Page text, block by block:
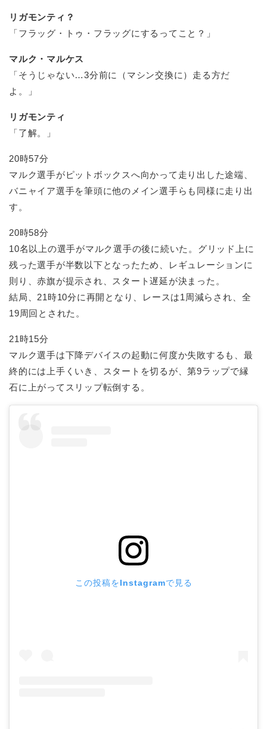
リガモンティ？
「フラッグ・トゥ・フラッグにするってこと？」
マルク・マルケス
「そうじゃない…3分前に（マシン交換に）走る方だ
よ。」
リガモンティ
「了解。」
20時57分
マルク選手がピットボックスへ向かって走り出した途端、
バニャイア選手を筆頭に他のメイン選手らも同様に走り出
す。
20時58分
10名以上の選手がマルク選手の後に続いた。グリッド上に
残った選手が半数以下となったため、レギュレーションに
則り、赤旗が提示され、スタート遅延が決まった。
結局、21時10分に再開となり、レースは1周減らされ、全
19周回とされた。
21時15分
マルク選手は下降デバイスの起動に何度か失敗するも、最
終的には上手くいき、スタートを切るが、第9ラップで縁
石に上がってスリップ転倒する。
この投稿をInstagramで見る